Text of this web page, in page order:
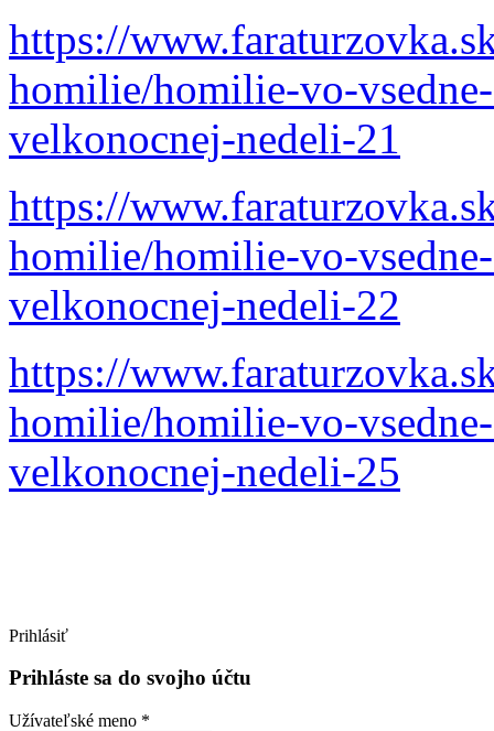
https://
homilie/homilie-vo-
velkonocnej-nedeli-21
https://
homilie/homilie-vo-
velkonocnej-nedeli-22
https://
homilie/homilie-vo-
velkonocnej-nedeli-25
Prihlásiť
Prihláste sa do svojho účtu
Užívateľské meno *